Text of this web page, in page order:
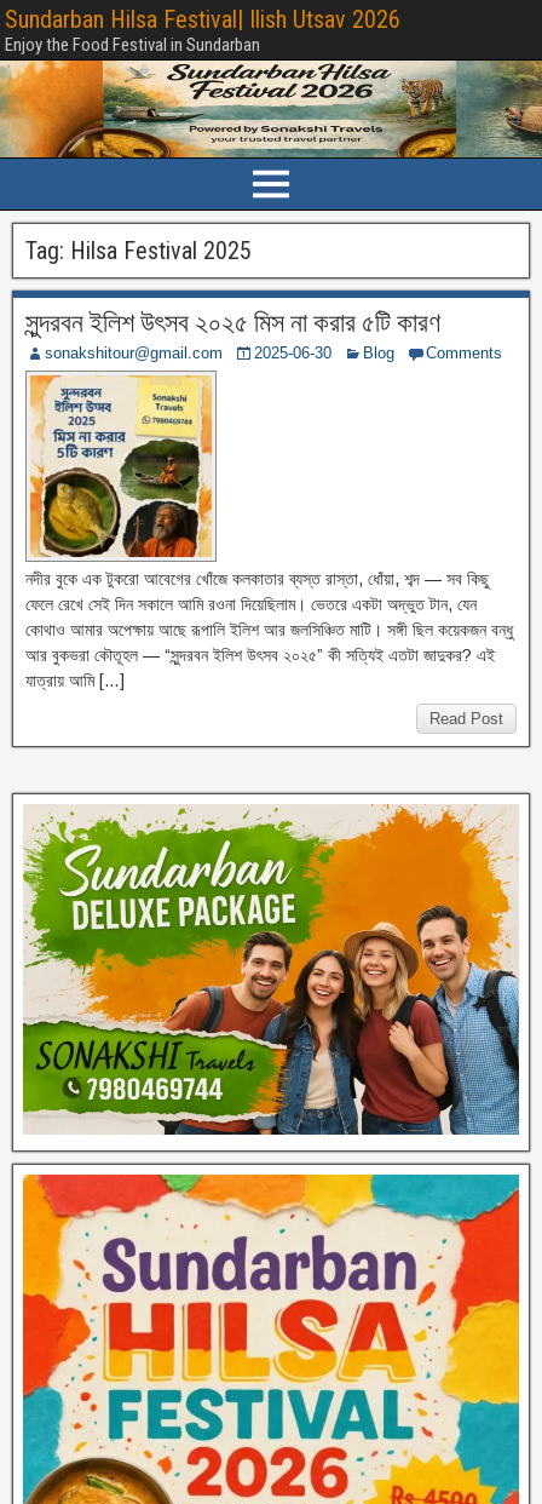
Sundarban Hilsa Festival| Ilish Utsav 2026
Enjoy the Food Festival in Sundarban
Tag: Hilsa Festival 2025
সুন্দরবন ইলিশ উৎসব ২০২৫ মিস না করার ৫টি কারণ
sonakshitour@gmail.com 2025-06-30 Blog Comments
নদীর বুকে এক টুকরো আবেগের খোঁজে কলকাতার ব্যস্ত রাস্তা, ধোঁয়া, শব্দ — সব কিছু
ফেলে রেখে সেই দিন সকালে আমি রওনা দিয়েছিলাম। ভেতরে একটা অদ্ভুত টান, যেন
কোথাও আমার অপেক্ষায় আছে রূপালি ইলিশ আর জলসিঞ্চিত মাটি। সঙ্গী ছিল কয়েকজন বন্ধু
আর বুকভরা কৌতূহল — “সুন্দরবন ইলিশ উৎসব ২০২৫” কী সত্যিই এতটা জাদুকর? এই
যাত্রায় আমি […]
Read Post